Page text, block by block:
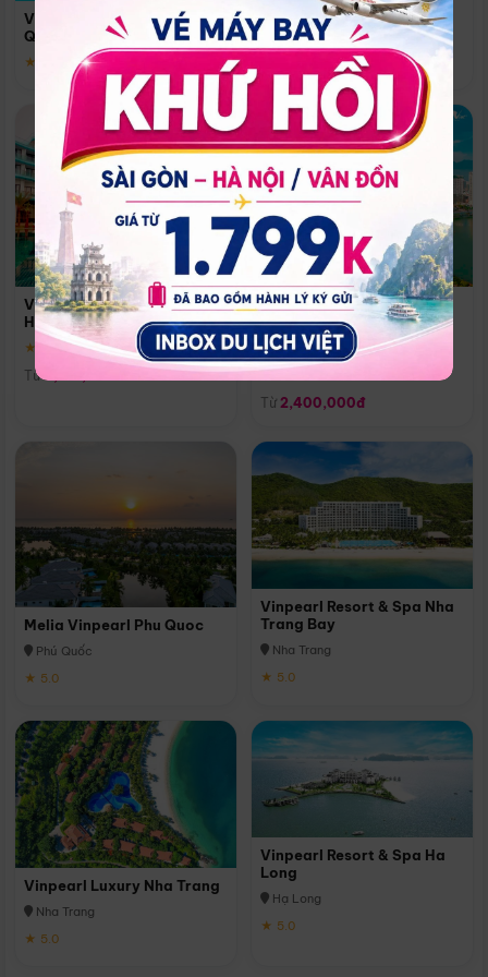
Vinpearl Resort & Spa Phu
Quoc
★ 5.0
Phú Quốc
Vinpearl Resort & Golf Nam
Hội An
★ 5.0
Từ
Melia Vinpearl Danang
Riverfront
Đà Nẵng
Từ 2,400,000đ
Melia Vinpearl Phu Quoc
Phú Quốc
★ 5.0
Vinpearl Resort & Spa Nha
Trang Bay
Nha Trang
★ 5.0
Vinpearl Luxury Nha Trang
Nha Trang
★ 5.0
Vinpearl Resort & Spa Ha
Long
Hạ Long
★ 5.0